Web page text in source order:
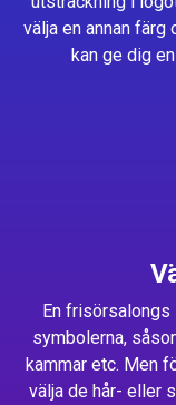
välja en annan
kan ge dig
En
symbolerna,
kammar etc. Men
välja de hår- eller